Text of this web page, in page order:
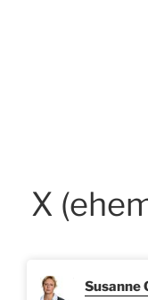
X
Susanne